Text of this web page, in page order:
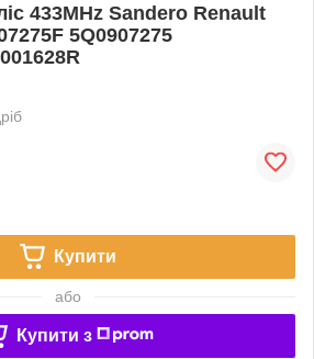
433MHz Sandero Renault
5Q0907275
Купити
або
Купити з